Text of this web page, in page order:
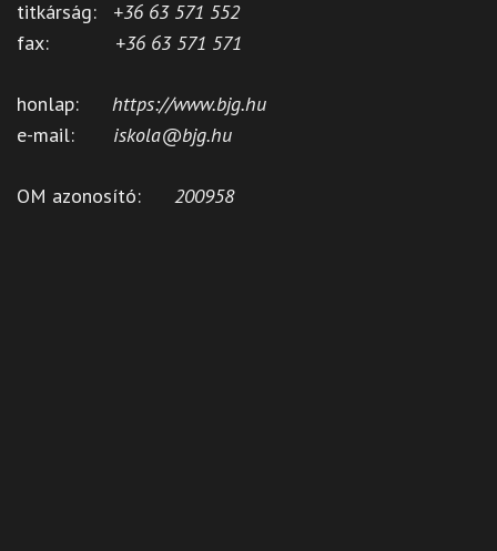
titkárság: +36 63 571 552
fax: +36 63 571 571
honlap: https://www.bjg.hu
e-mail: iskola@bjg.hu
OM azonosító: 200958